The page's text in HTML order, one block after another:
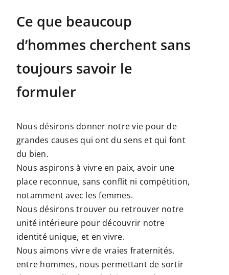
Ce que beaucoup
d’hommes cherchent sans
toujours savoir le
formuler
Nous désirons donner notre vie pour de
grandes causes qui ont du sens et qui font
du bien.
Nous aspirons à vivre en paix, avoir une
place reconnue, sans conflit ni compétition,
notamment avec les femmes.
Nous désirons trouver ou retrouver notre
unité intérieure pour découvrir notre
identité unique, et en vivre.
Nous aimons vivre de vraies fraternités,
entre hommes, nous permettant de sortir